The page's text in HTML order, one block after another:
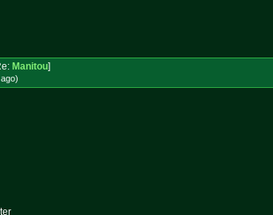
Manitou]
ago)